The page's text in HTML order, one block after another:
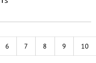
6 7 8 9 10